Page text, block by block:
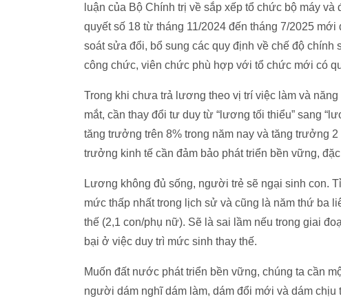
luận của Bộ Chính trị về sắp xếp tổ chức bộ máy
quyết số 18 từ tháng 11/2024 đến tháng 7/2025
soát sửa đổi, bổ sung các quy định về chế độ
công chức, viên chức phù hợp với tổ chức mới có
Trong khi chưa trả lương theo vị trí việc làm và
mắt, cần thay đổi tư duy từ “lương tối thiểu” sang
tăng trưởng trên 8% trong năm nay và tăng trưởng
trưởng kinh tế cần đảm bảo phát triển bền vững,
Lương không đủ sống, người trẻ sẽ ngại sinh con.
mức thấp nhất trong lịch sử và cũng là năm thứ ba
thế (2,1 con/phụ nữ). Sẽ là sai lầm nếu trong giai
bại ở việc duy trì mức sinh thay thế.
Muốn đất nước phát triển bền vững, chúng ta cần
người dám nghĩ dám làm, dám đổi mới và dám